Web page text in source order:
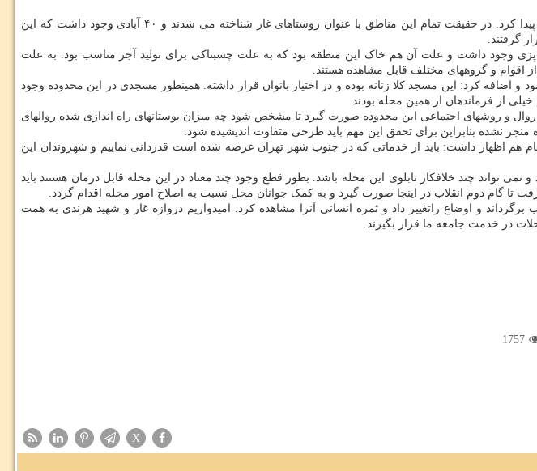
وی ادامه داد: دروازه دیگر غار بود که بطور قطع به علت وجود تعداد زیادی غار در این محدوده به این نام شهرت پیدا کرد. در حقیقت تمام این مناطق با عنوان روستاهای غار شناخته می شدند و ۴۰ آبادی وجود داشت که این
گرفتند.
پزی وجود داشت و علت آن هم خاک این منطقه بود که به علت چسبناکی برای تولید آجر مناسب بود. به علت
اقوام و گروههای مختلف قابل مشاهده هستند.
کرد: این مسجد کلا زنانه بوده و در اختیار بانوان قرار داشته. همینطور مسجدی در این محدوده وجود
از فرماندهان از همین محله بودند.
و روشهای اجتماعی این محدوده صورت گیرد تا مشخص شود چه میزان بوستانهای راه اندازی شده روالهای
نشده بنابراین برای تحقق این مهم باید طرحی متفاوت اندیشیده شود.
اظهار داشت: باید از خدماتی که در جنوب شهر تهران عرضه شده است قدردانی نماییم و شهروندان این
شود. در این جا ۲۵ هزار نفر نیروی انسانی وجود دارد و نمی تواند چند خلافکار تابلوی این محله باشد. بطور قطع وجود چند معتاد در این محله قابل درمان هستند باید
تا گام دوم انقلاب در اینجا صورت گیرد و به کمک جوانان محل نسبت به اصلاح امور محله اقدام گردد.
و اوضاع راتغییر داد و ثمره انسانی آنرا مشاهده کرد. امیدواریم دروازه غار و شهید هرندی به همت
در خدمت جامعه ما قرار بگیرند.
1757
X